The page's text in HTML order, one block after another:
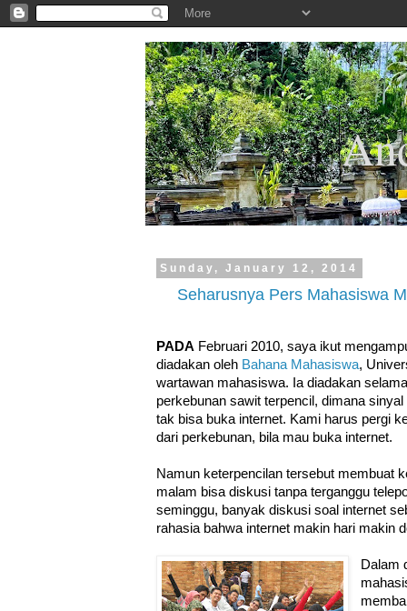
.
Sunday, January 12, 2014
Seharusnya Pers Mahasiswa
PADA Februari 2010, saya ikut
diadakan oleh Bahana Mahasiswa,
wartawan mahasiswa. Ia diadakan
perkebunan sawit terpencil, dimana
tak bisa buka internet. Kami harus pergi
dari perkebunan, bila mau buka internet.
Namun keterpencilan tersebut membuat
malam bisa diskusi tanpa terganggu
seminggu, banyak diskusi soal internet
rahasia bahwa internet makin hari makin
Dalam